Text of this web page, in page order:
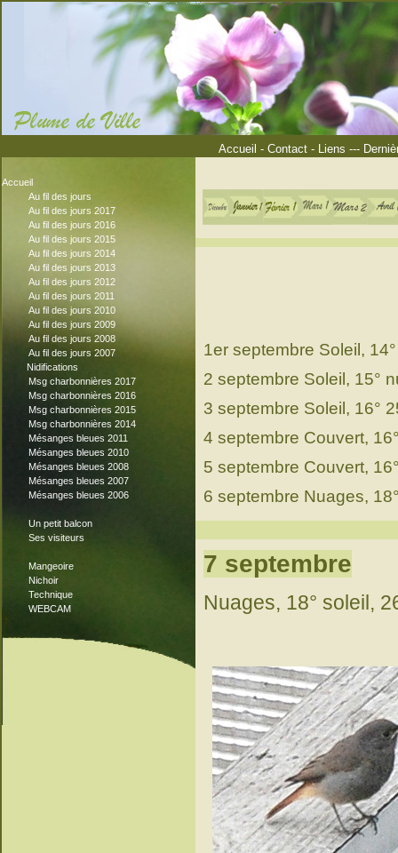
Accueil - Contact- Liens ---
Accueil
Au fil des jours
Au fil des jours 2017
Au fil des jours 2016
Au fil des jours 2015
Au fil des jours 2014
Au fil des jours 2013
Au fil des jours 2012
Au fil des jours 2011
Au fil des jours 2010
Au fil des jours 2009
Au fil des jours 2008
Au fil des jours 2007
Nidifications
Msg charbonnières 2017
Msg charbonnières 2016
Msg charbonnières 2015
Msg charbonnières 2014
Mésanges bleues 2011
Mésanges bleues 2010
Mésanges bleues 2008
Mésanges bleues 2007
Mésanges bleues 2006
Un petit balcon
Ses visiteurs
Mangeoire
Nichoir
Technique
WEBCAM
1er septembre Soleil,
2 septembre Soleil, 15°
3 septembre Soleil, 16°
4 septembre Couvert,
5 septembre Couvert,
6 septembre Nuages,
7 septembre
Nuages, 18° soleil,